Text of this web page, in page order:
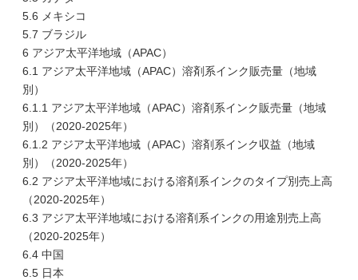
5.6 メキシコ
5.7 ブラジル
6 アジア太平洋地域（APAC）
6.1 アジア太平洋地域（APAC）溶剤系インク販売量（地域
別）
6.1.1 アジア太平洋地域（APAC）溶剤系インク販売量（地域
別）（2020-2025年）
6.1.2 アジア太平洋地域（APAC）溶剤系インク収益（地域
別）（2020-2025年）
6.2 アジア太平洋地域における溶剤系インクのタイプ別売上高
（2020-2025年）
6.3 アジア太平洋地域における溶剤系インクの用途別売上高
（2020-2025年）
6.4 中国
6.5 日本